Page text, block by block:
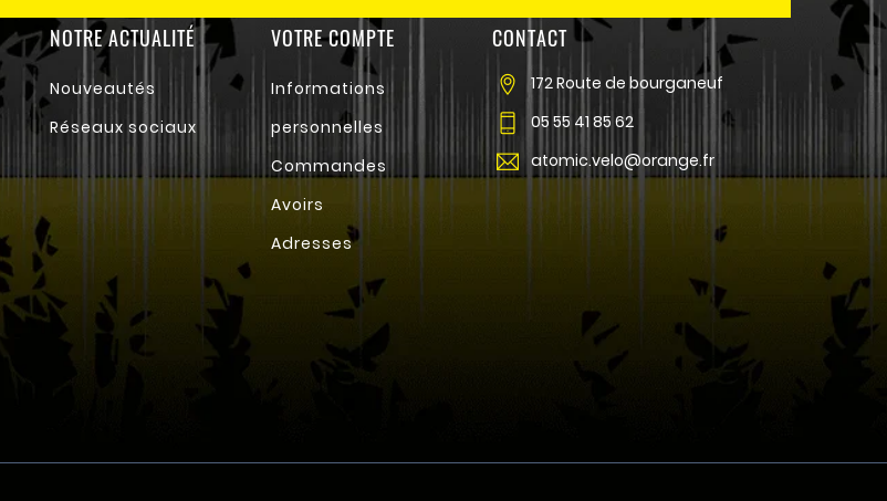
CONTACT
172 Route de bourganeuf
05 55 41 85 62
atomic.velo@orange.fr
NOTRE ACTUALITÉ
Nouveautés
Réseaux sociaux
VOTRE COMPTE
Informations
personnelles
Commandes
Avoirs
Adresses